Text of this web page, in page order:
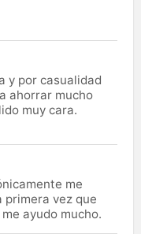
y por casualidad
ahorrar mucho
muy cara.
me
primera vez que
ayudo mucho.